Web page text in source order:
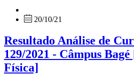
20/10/21
Resultado Análise de
129/2021 - Câmpus
Física]